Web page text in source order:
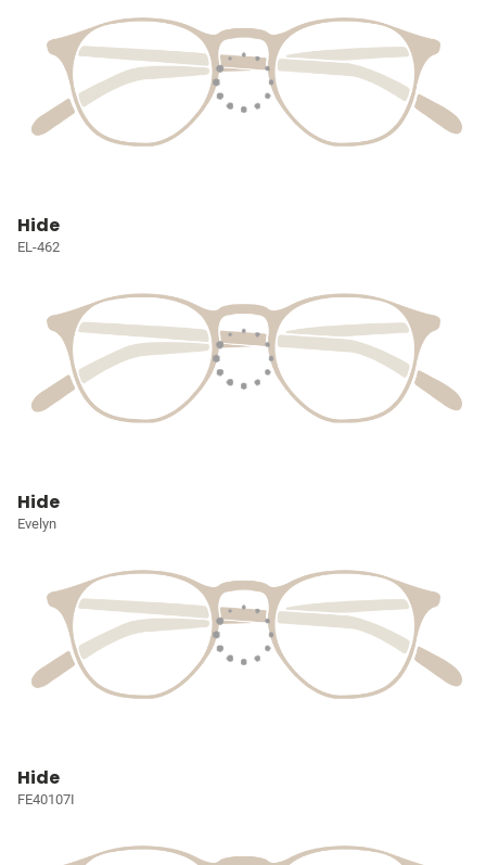
Hide
EL-462
Hide
Evelyn
Hide
FE40107I